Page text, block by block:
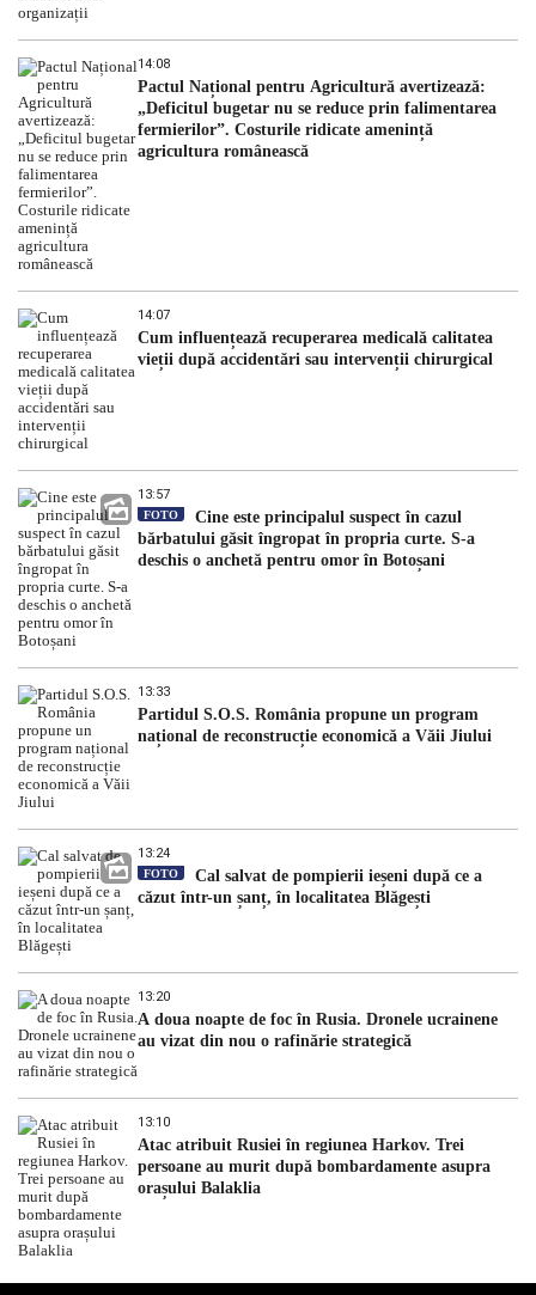
14:08
Pactul Național pentru Agricultură avertizează:
„Deficitul bugetar nu se reduce prin falimentarea
fermierilor”. Costurile ridicate amenință
agricultura românească
14:07
Cum influențează recuperarea medicală calitatea
vieții după accidentări sau intervenții chirurgical
13:57
FOTO
Cine este principalul suspect în cazul
bărbatului găsit îngropat în propria curte. S-a
deschis o anchetă pentru omor în Botoșani
13:33
Partidul S.O.S. România propune un program
național de reconstrucție economică a Văii Jiului
13:24
FOTO
Cal salvat de pompierii ieșeni după ce a
căzut într-un șanț, în localitatea Blăgești
13:20
A doua noapte de foc în Rusia. Dronele ucrainene
au vizat din nou o rafinărie strategică
13:10
Atac atribuit Rusiei în regiunea Harkov. Trei
persoane au murit după bombardamente asupra
orașului Balaklia